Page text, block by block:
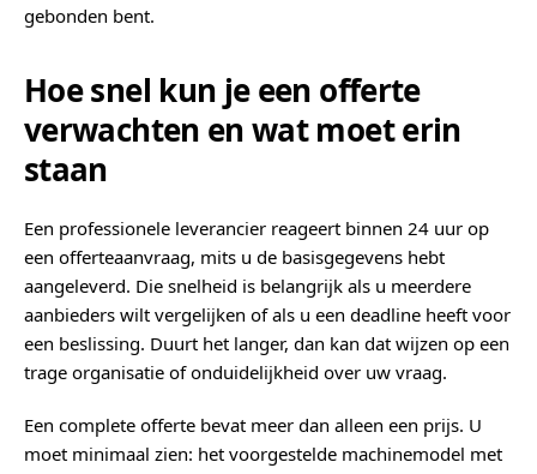
gebonden bent.
Hoe snel kun je een offerte
verwachten en wat moet erin
staan
Een professionele leverancier reageert binnen 24 uur op
een offerteaanvraag, mits u de basisgegevens hebt
aangeleverd. Die snelheid is belangrijk als u meerdere
aanbieders wilt vergelijken of als u een deadline heeft voor
een beslissing. Duurt het langer, dan kan dat wijzen op een
trage organisatie of onduidelijkheid over uw vraag.
Een complete offerte bevat meer dan alleen een prijs. U
moet minimaal zien: het voorgestelde machinemodel met